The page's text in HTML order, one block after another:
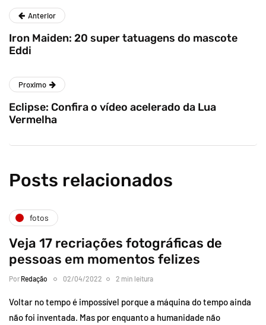
Anterior
Iron Maiden: 20 super tatuagens do mascote
Eddi
Proximo
Eclipse: Confira o vídeo acelerado da Lua
Vermelha
Posts relacionados
fotos
Veja 17 recriações fotográficas de
pessoas em momentos felizes
Por Redação 02/04/2022 2 min leitura
Voltar no tempo é impossível porque a máquina do tempo ainda
não foi inventada. Mas por enquanto a humanidade não